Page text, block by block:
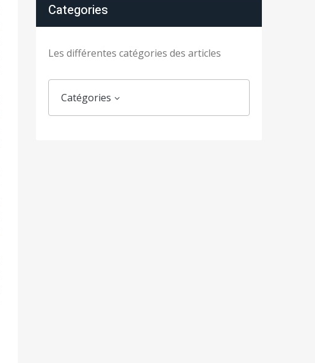
Categories
Les différentes catégories des articles
Catégories